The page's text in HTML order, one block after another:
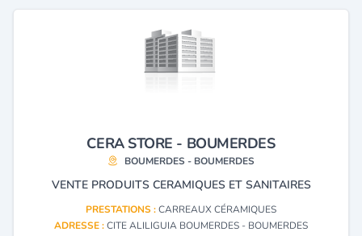
CERA STORE - BOUMERDES
BOUMERDES - BOUMERDES
VENTE PRODUITS CERAMIQUES ET SANITAIRES
PRESTATIONS :CARREAUX CÉRAMIQUES
ADRESSE :CITE ALILIGUIA BOUMERDES - BOUMERDES